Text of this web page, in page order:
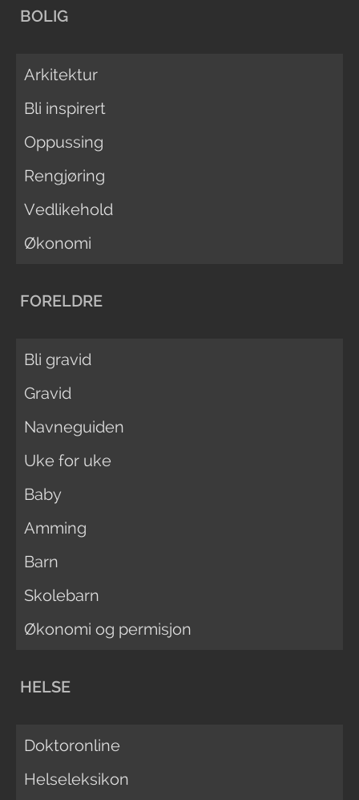
BOLIG
Arkitektur
Bli inspirert
Oppussing
Rengjøring
Vedlikehold
Økonomi
FORELDRE
Bli gravid
Gravid
Navneguiden
Uke for uke
Baby
Amming
Barn
Skolebarn
Økonomi og permisjon
HELSE
Doktoronline
Helseleksikon